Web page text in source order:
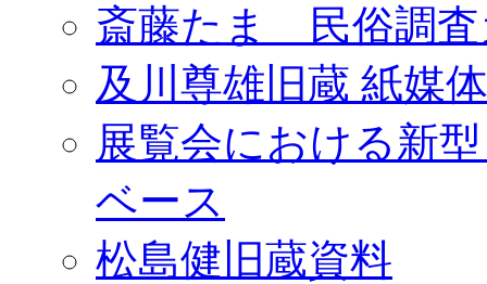
斎藤たま 民俗調査
及川尊雄旧蔵 紙媒
展覧会における新
ベース
松島健旧蔵資料